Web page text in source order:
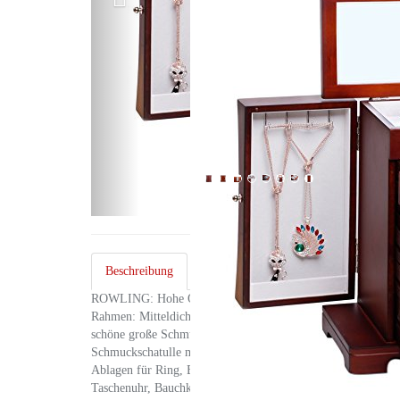
Beschreibung Erfahrungsberichte
ROWLING: Hohe Qualität & Günstige Preise ! Schützen
Rahmen: Mitteldichte Faserplatten Innenraum: Samt Mit 5
schöne große Schmuckkästchen ist ideal zum
Schmuckschatulle mit Schubläden mit diefferenten
Ablagen für Ring, Brosche, Armband, Halsband, Kette,
Taschenuhr, Bauchkette, Fußkette, Fußkettchen, Armreif,